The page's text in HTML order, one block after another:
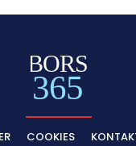
BORS
365
COOKIES